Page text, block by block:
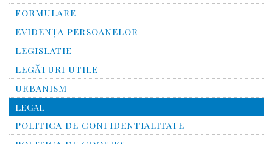
FORMULARE
EVIDENȚA PERSOANELOR
LEGISLATIE
LEGĂTURI UTILE
URBANISM
LEGAL
POLITICA DE CONFIDENTIALITATE